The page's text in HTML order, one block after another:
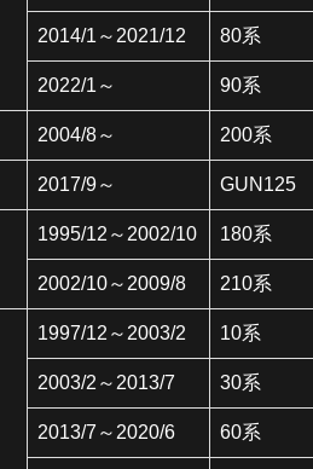
2014/1～2021/12 80系
2022/1～ 90系
2004/8～ 200系
2017/9～ GUN125
1995/12～2002/10 180系
2002/10～2009/8 210系
1997/12～2003/2 10系
2003/2～2013/7 30系
2013/7～2020/6 60系